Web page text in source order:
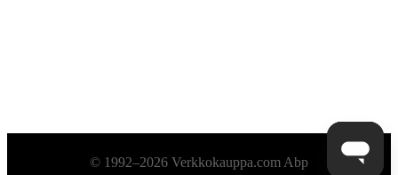
Alatunniste© 1992–2026 Verkkokauppa.com Abp